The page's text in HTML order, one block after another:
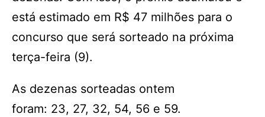
está estimado em R$ 47 milhões para o
concurso que será sorteado na próxima
terça-feira (9).
As dezenas sorteadas ontem
foram: 23, 27, 32, 54, 56 e 59.